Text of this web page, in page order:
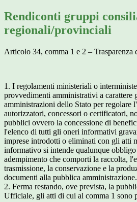
Rendiconti gruppi
regionali/provinciali
Articolo 34, comma 1 e 2 –
1. I regolamenti ministeriali o
provvedimenti amministrativi a carattere
amministrazioni dello Stato per regolare
autorizzatori, concessori o certificatori,
pubblici ovvero la concessione di
l'elenco di tutti gli oneri informativi
imprese introdotti o eliminati con gli atti
informativo si intende qualunque
adempimento che comporti la raccolta,
trasmissione, la conservazione e la
documenti alla pubblica amministrazione.
2. Ferma restando, ove prevista, la
Ufficiale, gli atti di cui al comma 1 sono